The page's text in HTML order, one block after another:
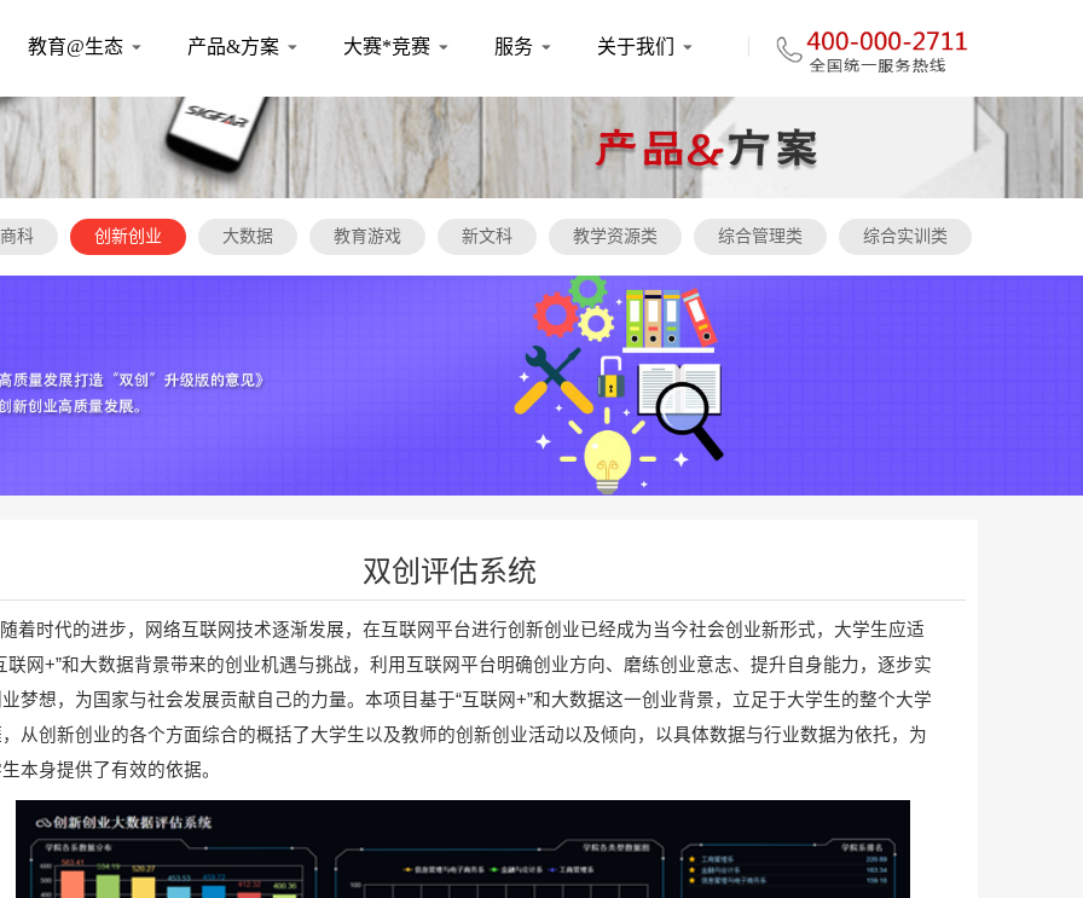
教育@生态 产品&方案 大赛*竞赛 服务 关于我们
综合实训类
综合管理类
教学资源类
新文科
教育游戏
大数据
创新创业
科
双创评估系统
随着时代的进步，网络互联网技术逐渐发展，在互联网平台进行创新创业已经成为当今社会创业新形式，大学生应适
联网+”和大数据背景带来的创业机遇与挑战，利用互联网平台明确创业方向、磨练创业意志、提升自身能力，逐步实
梦想，为国家与社会发展贡献自己的力量。本项目基于“互联网+”和大数据这一创业背景，立足于大学生的整个大学
从创新创业的各个方面综合的概括了大学生以及教师的创新创业活动以及倾向，以具体数据与行业数据为依托，为
本身提供了有效的依据。